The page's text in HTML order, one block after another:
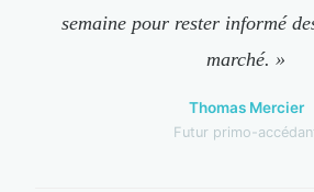
semaine pour rester informé
marché. »
Thomas Mercier
Futur primo-